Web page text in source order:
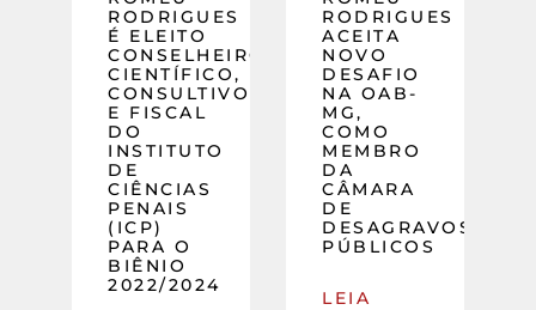
RODRIGUES
É ELEITO
CONSELHEIRO
CIENTÍFICO,
CONSULTIVO
E FISCAL
DO
INSTITUTO
DE
CIÊNCIAS
PENAIS
(ICP)
PARA O
BIÊNIO
2022/2024
RODRIGUES
ACEITA
NOVO
DESAFIO
NA OAB-
MG,
COMO
MEMBRO
DA
CÂMARA
DE
DESAGRAVOS
PÚBLICOS
LEIA